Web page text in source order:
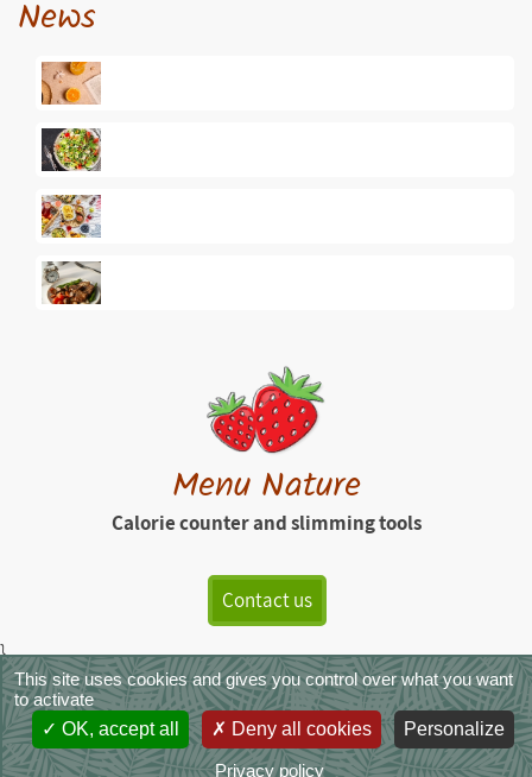
News
Menu Nature
Calorie counter and slimming tools
Contact us
}
MenuNature - Copyright © 2026|Legals|Terms of Service|CGVS|
Photo credits
This site uses cookies and gives you control over what you want
to activate
OK, accept all
Deny all cookies Personalize
Privacy policy